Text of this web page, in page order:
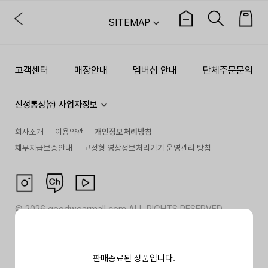
판매종료된 상품입니다.
SITEMAP
고객센터 매장안내 멤버십 안내 단체주문문의
신성통상㈜ 사업자정보
회사소개 이용약관
개인정보처리방침
채무지급보증안내
고정형 영상정보처리기기 운영관리 방침
©2026goodwearmall.com ALL RIGHTS RESERVED